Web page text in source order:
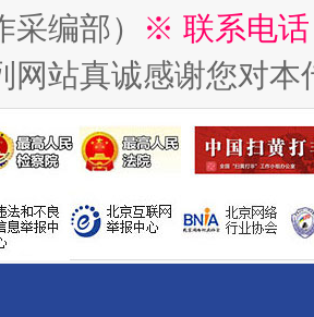
采编部）
※ 联系电
网站真诚感谢您对